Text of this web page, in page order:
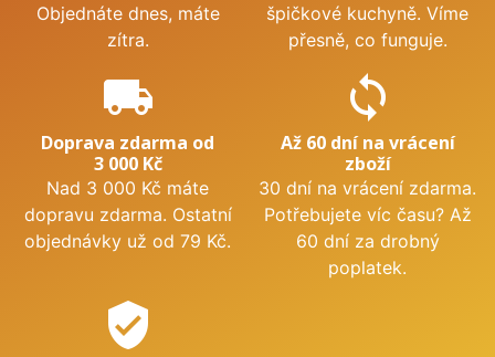
Objednáte dnes, máte
zítra.
špičkové kuchyně. Víme
přesně, co funguje.
local_shipping
Doprava zdarma od
3 000 Kč
Nad 3 000 Kč máte
dopravu zdarma. Ostatní
objednávky už od 79 Kč.
sync
Až 60 dní na vrácení
zboží
30 dní na vrácení zdarma.
Potřebujete víc času? Až
60 dní za drobný
poplatek.
verified_user